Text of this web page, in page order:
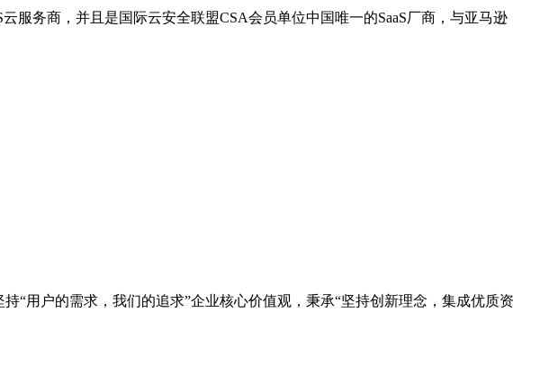
服务商，并且是国际云安全联盟CSA会员单位中国唯一的SaaS厂商，与亚马逊
“用户的需求，我们的追求”企业核心价值观，秉承“坚持创新理念，集成优质资